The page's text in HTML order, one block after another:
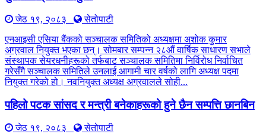
जेठ १९, २०८३
सेतोपाटी
एनआइसी एसिया बैंकको सञ्चालक समितिको अध्यक्षमा अशोक कुमार
अग्रवाल नियुक्त भएका छन्। सोमबार सम्पन्न २८औं वार्षिक साधारण सभाले
संस्थापक सेयरधनीहरूको तर्फबाट सञ्चालक समितिमा निर्विरोध निर्वाचित
गरेसँगै सञ्चालक समितिले उनलाई आगामी चार वर्षको लागि अध्यक्ष पदमा
नियुक्त गरेको हो। नवनियुक्त अध्यक्ष अग्रवालले सोही...
पहिलो पटक सांसद र मन्त्री बनेकाहरूको हुने छैन सम्पत्ति छानबिन
जेठ १९, २०८३
सेतोपाटी